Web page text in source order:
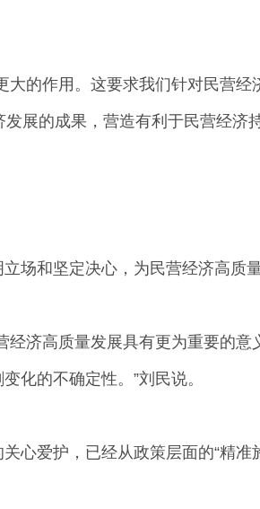
作用。这要求我们针对民营经
的成果，营造有利于民营经济
和坚定决心，为民营经济高质量
高质量发展具有更为重要的意
化的不确定性。”刘民说。
护，已经从政策层面的“精准施